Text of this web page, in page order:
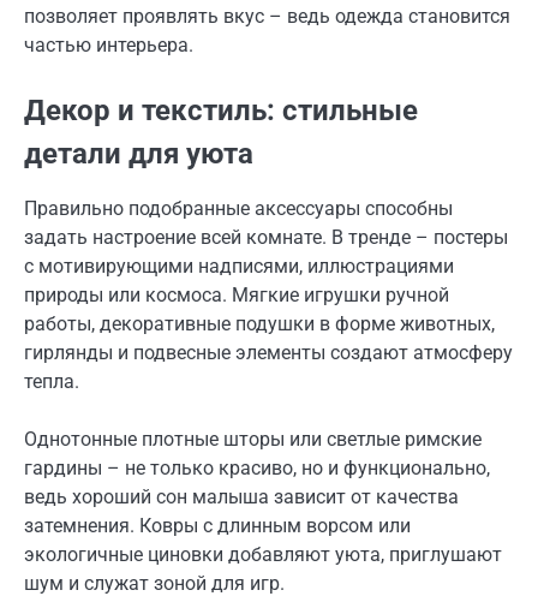
позволяет проявлять вкус – ведь одежда становится
частью интерьера.
Декор и текстиль: стильные
детали для уюта
Правильно подобранные аксессуары способны
задать настроение всей комнате. В тренде – постеры
с мотивирующими надписями, иллюстрациями
природы или космоса. Мягкие игрушки ручной
работы, декоративные подушки в форме животных,
гирлянды и подвесные элементы создают атмосферу
тепла.
Однотонные плотные шторы или светлые римские
гардины – не только красиво, но и функционально,
ведь хороший сон малыша зависит от качества
затемнения. Ковры с длинным ворсом или
экологичные циновки добавляют уюта, приглушают
шум и служат зоной для игр.